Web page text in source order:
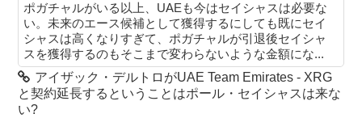
ポガチャルがいる以上、UAEも今はセイシャスは必要な
い。未来のエース候補として獲得するにしても既にセイ
シャスは高くなりすぎて、ポガチャルが引退後セイシャ
スを獲得するのもそこまで変わらないような金額にな...
アイザック・デルトロがUAE Team Emirates - XRG
と契約延長するということはポール・セイシャスは来な
い?